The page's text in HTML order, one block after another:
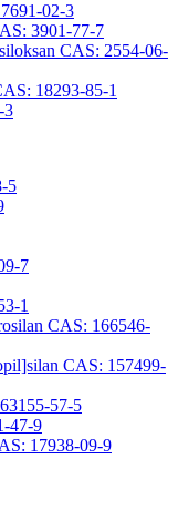
02-3
3901-77-7
CAS: 2554-06-
18293-85-1
3
5
7
1
CAS: 166546-
CAS: 157499-
57-5
47-9
17938-09-9